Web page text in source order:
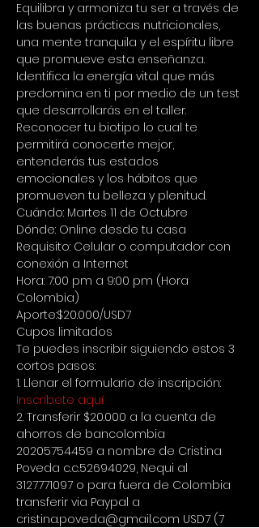
Equilibra y armoniza tu ser a través de
las buenas prácticas nutricionales,
una mente tranquila y el espíritu libre
que promueve esta enseñanza.
Identifica la energía vital que más
predomina en ti por medio de un test
que desarrollarás en el taller.
Reconocer tu biotipo lo cual te
permitirá conocerte mejor,
entenderás tus estados
emocionales y los hábitos que
promueven tu belleza y plenitud.
Cuándo: Martes 11 de Octubre
Dónde: Online desde tu casa
Requisito: Celular o computador con
conexión a Internet
Hora: 7:00 pm a 9:00 pm (Hora
Colombia)
Aporte:$20.000/USD7
Cupos limitados
Te puedes inscribir siguiendo estos 3
cortos pasos:
1. Llenar el formulario de inscripción:
Inscríbete aquí
2. Transferir $20.000 a la cuenta de
ahorros de bancolombia
20205754459 a nombre de Cristina
Poveda c.c.52694029, Nequi al
3127771097 o para fuera de Colombia
transferir via Paypal a
cristina.poveda@gmail.com USD7 (7